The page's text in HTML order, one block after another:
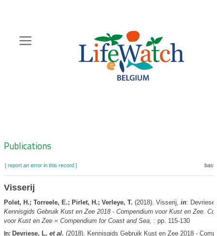
content
Zoeknavigatie
Publications
[ report an error in this record ]
Visserij
Polet, H.; Torreele, E.; Pirlet, H.; Verleye, T. (2018). Visserij, in:
Kennisgids Gebruik Kust en Zee 2018 - Compendium voor Kust en Zee.
voor Kust en Zee = Compendium for Coast and Sea, : pp. 115-130
In: Devriese, L. et al. (2018). Kennisgids Gebruik Kust en Zee 2018 -